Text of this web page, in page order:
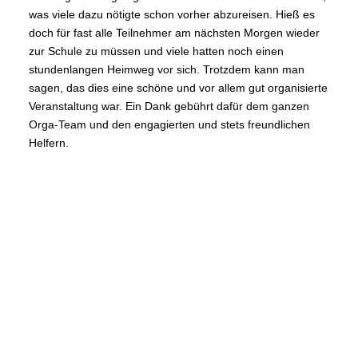
was viele dazu nötigte schon vorher abzureisen. Hieß es
doch für fast alle Teilnehmer am nächsten Morgen wieder
zur Schule zu müssen und viele hatten noch einen
stundenlangen Heimweg vor sich. Trotzdem kann man
sagen, das dies eine schöne und vor allem gut organisierte
Veranstaltung war. Ein Dank gebührt dafür dem ganzen
Orga-Team und den engagierten und stets freundlichen
Helfern.